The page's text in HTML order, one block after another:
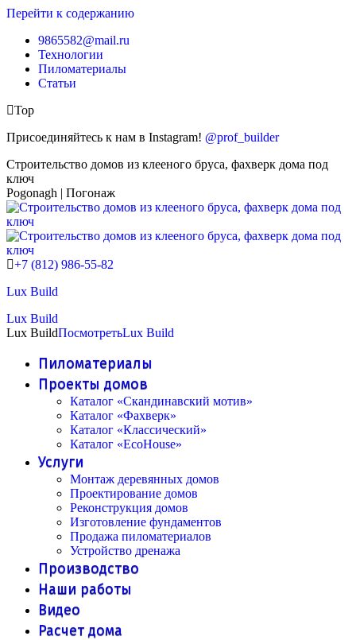
Перейти к содержанию
9865582@mail.ru
Технологии
Пиломатериалы
Статьи
Top
Присоединяйтесь к нам в Instagram! @prof_builder
Строительство домов из клееного бруса, фахверк дома под
ключ
Pogonagh | Погонаж
+7 (812) 986-55-82
Lux Build
Lux Build
Lux BuildПосмотретьLux Build
Пиломатериалы
Проекты домов
Каталог «Скандинавский мотив»
Каталог «Фахверк»
Каталог «Классический»
Каталог «EcoHouse»
Услуги
Монтаж деревянных домов
Проектирование домов
Реконструкция домов
Изготовление фундаментов
Продажа пиломатериалов
Устройство дренажа
Производство
Наши работы
Видео
Расчет дома